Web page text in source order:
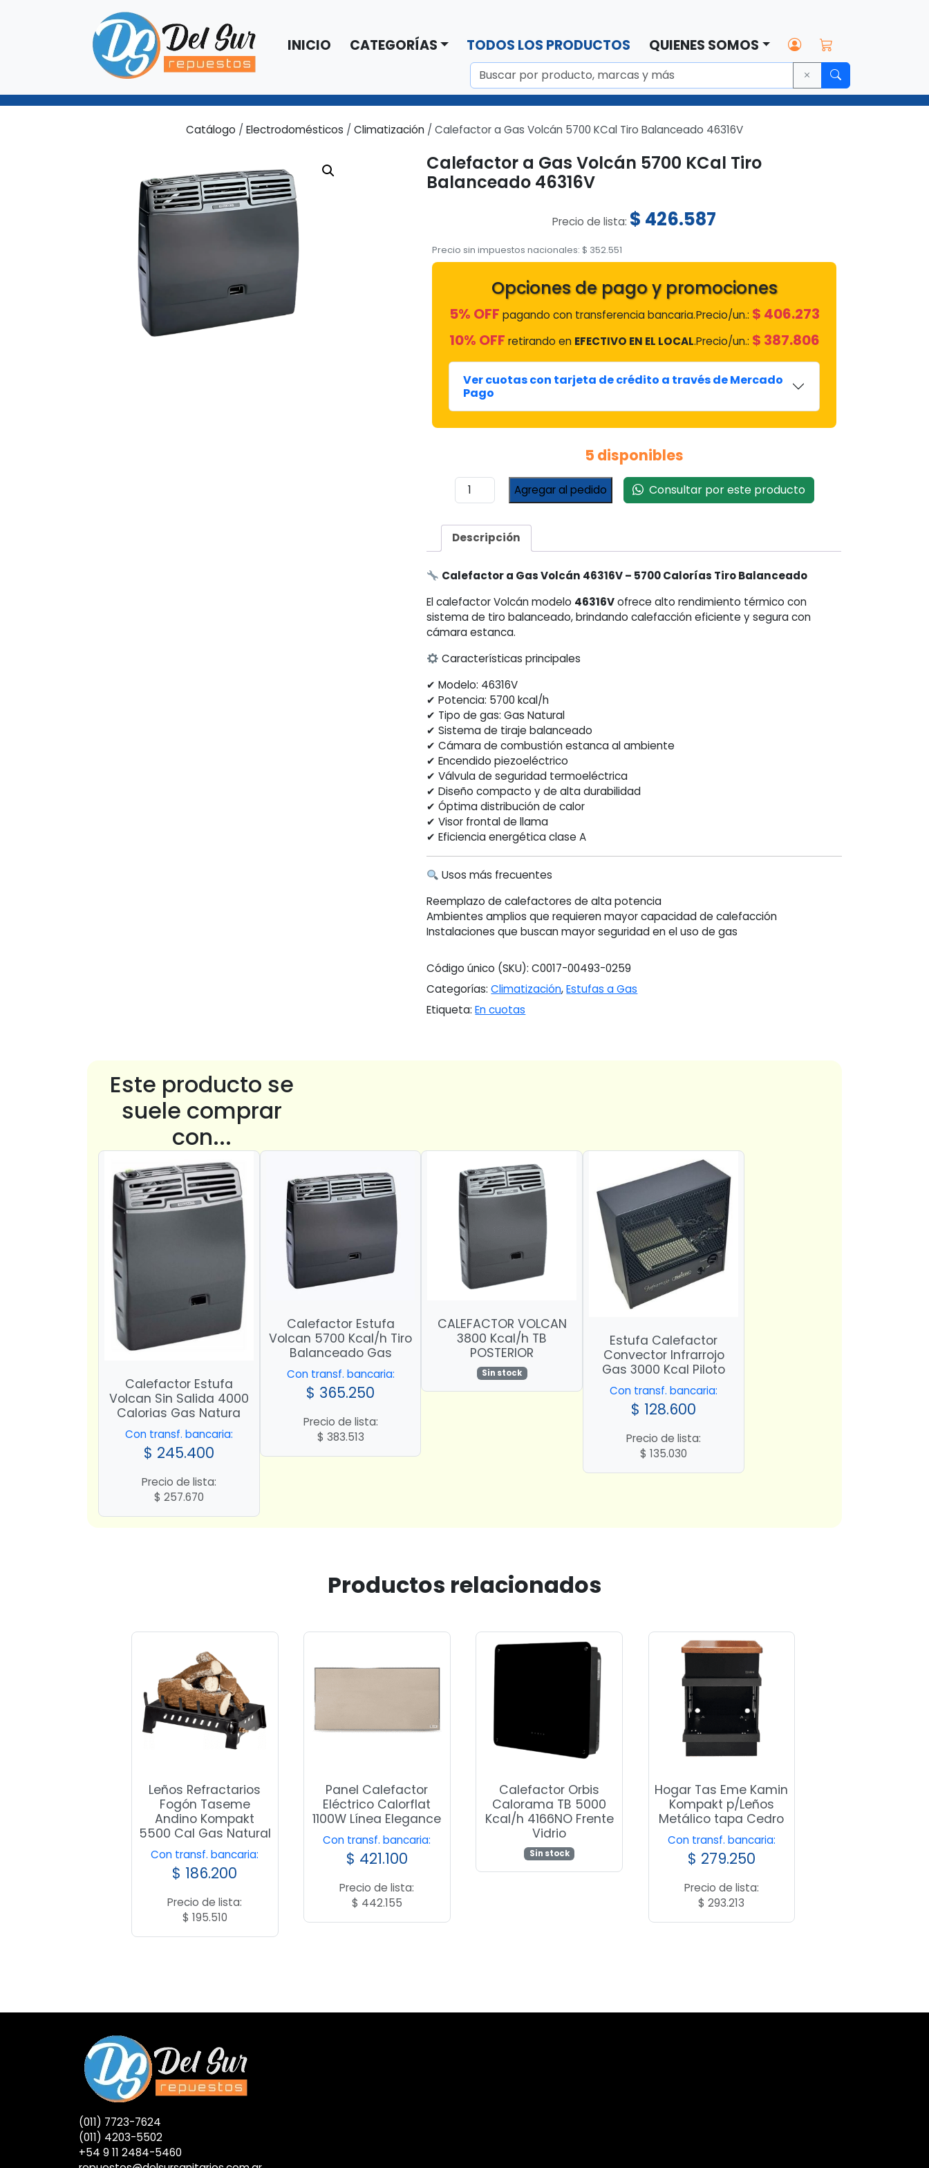
INICIO CATEGORÍAS TODOS LOS PRODUCTOS QUIENES SOMOS
Catálogo / Electrodomésticos / Climatización / Calefactor a Gas Volcán 5700 KCal Tiro Balanceado 46316V
Calefactor a Gas Volcán 5700 KCal Tiro
Balanceado 46316V
Precio de lista: $ 426.587
Precio sin impuestos nacionales:$ 352.551
Opciones de pago y promociones
5% OFF pagando con transferencia bancaria.Precio/un.: $ 406.273
10% OFF retirando en EFECTIVO EN EL LOCAL.Precio/un.: $ 387.806
Ver cuotas con tarjeta de crédito a través de Mercado
Pago
5 disponibles
Calefactor
a
Volcán
5700
Tiro
46316V
cantidad
Agregar al pedido Consultar por este producto
Descripción
Calefactor a Gas Volcán 46316V – 5700 Calorías Tiro Balanceado
El calefactor Volcán modelo 46316Vofrece alto rendimiento térmico con
sistema de tiro balanceado, brindando calefacción eficiente y segura con
cámara estanca.
Características principales
✔ Modelo: 46316V
✔ Potencia: 5700 kcal/h
✔ Tipo de gas: Gas Natural
✔ Sistema de tiraje balanceado
✔ Cámara de combustión estanca al ambiente
✔ Encendido piezoeléctrico
✔ Válvula de seguridad termoeléctrica
✔ Diseño compacto y de alta durabilidad
✔ Óptima distribución de calor
✔ Visor frontal de llama
✔ Eficiencia energética clase A
Usos más frecuentes
Reemplazo de calefactores de alta potencia
Ambientes amplios que requieren mayor capacidad de calefacción
Instalaciones que buscan mayor seguridad en el uso de gas
Código único (SKU):C0017-00493-0259
Categorías:Climatización,Estufas a Gas
Etiqueta:En cuotas
Este producto se
suele comprar
con...
Calefactor Estufa
Volcan Sin Salida 4000
Calorias Gas Natura
Con transf. bancaria:
$ 245.400
Precio de lista:
$ 257.670
Calefactor Estufa
Volcan 5700 Kcal/h Tiro
Balanceado Gas
Con transf. bancaria:
$ 365.250
Precio de lista:
$ 383.513
CALEFACTOR VOLCAN
3800 Kcal/h TB
POSTERIOR
Sin stock
Estufa Calefactor
Convector Infrarrojo
Gas 3000 Kcal Piloto
Con transf. bancaria:
$ 128.600
Precio de lista:
$ 135.030
Productos relacionados
Leños Refractarios
Fogón Taseme
Andino Kompakt
5500 Cal Gas Natural
Con transf. bancaria:
$ 186.200
Precio de lista:
$ 195.510
Panel Calefactor
Eléctrico Calorflat
1100W Línea Elegance
Con transf. bancaria:
$ 421.100
Precio de lista:
$ 442.155
Calefactor Orbis
Calorama TB 5000
Kcal/h 4166NO Frente
Vidrio
Sin stock
Hogar Tas Eme Kamin
Kompakt p/Leños
Metálico tapa Cedro
Con transf. bancaria:
$ 279.250
Precio de lista:
$ 293.213
(011) 7723-7624
(011) 4203-5502
+54 9 11 2484-5460